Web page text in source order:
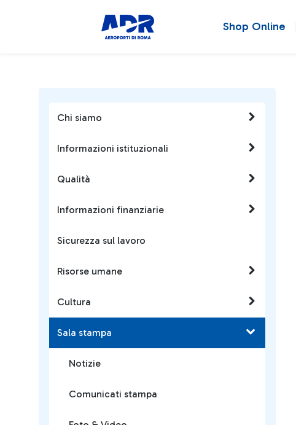
Shop Online
Chi siamo
Informazioni istituzionali
Qualità
Informazioni finanziarie
Sicurezza sul lavoro
Risorse umane
Cultura
Sala stampa
Notizie
Comunicati stampa